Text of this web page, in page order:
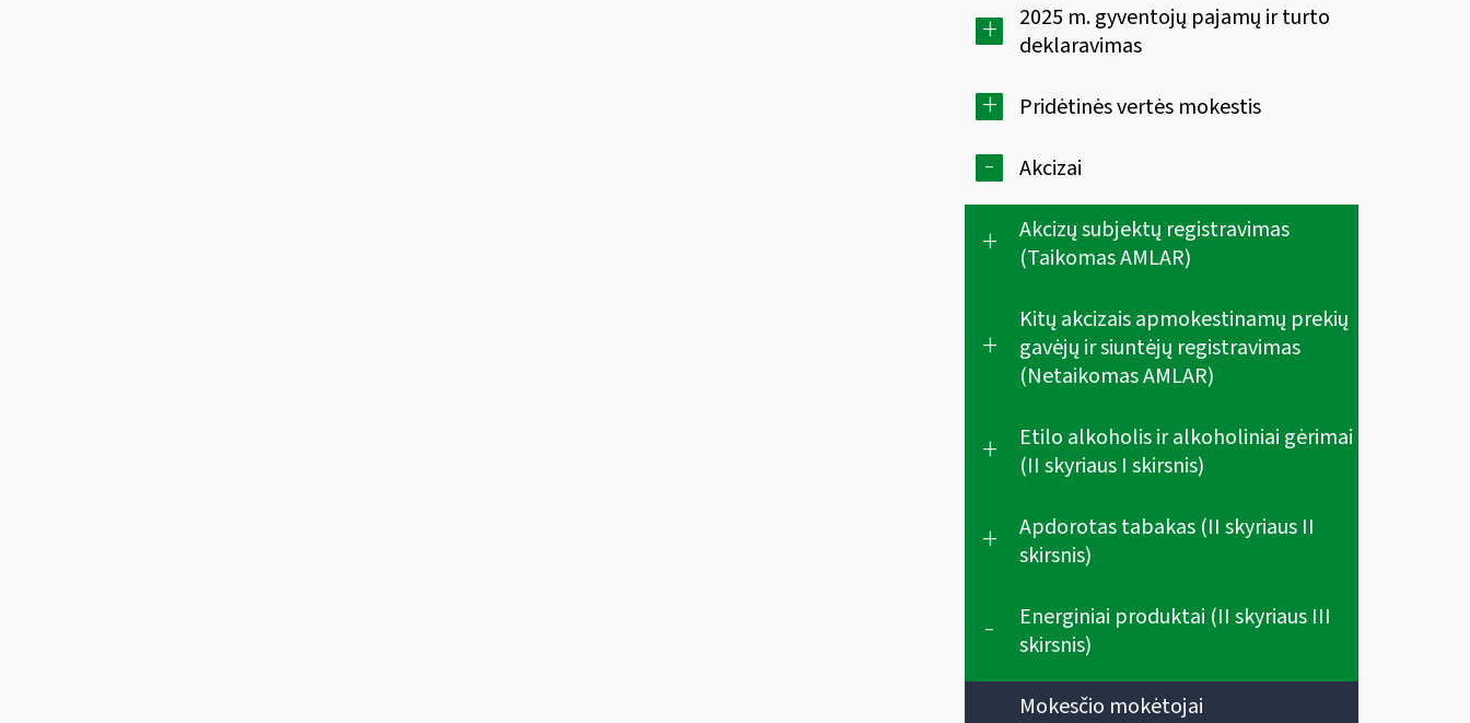
+
2025 m. gyventojų pajamų ir turto
deklaravimas
+ Pridėtinės vertės mokestis
- Akcizai
+
Akcizų subjektų registravimas
(Taikomas AMLAR)
+
Kitų akcizais apmokestinamų prekių
gavėjų ir siuntėjų registravimas
(Netaikomas AMLAR)
+
Etilo alkoholis ir alkoholiniai gėrimai
(II skyriaus I skirsnis)
+
Apdorotas tabakas (II skyriaus II
skirsnis)
-
Energiniai produktai (II skyriaus III
skirsnis)
Mokesčio mokėtojai